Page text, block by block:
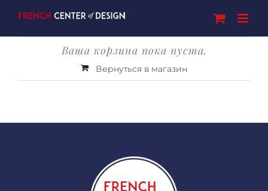
Ваша корзина пока пуста.
Вернуться в магазин